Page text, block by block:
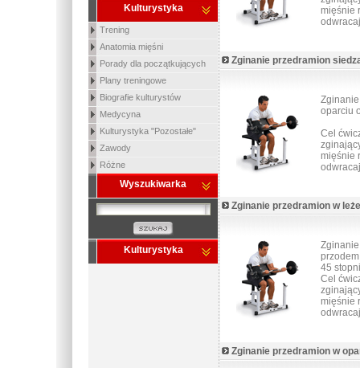
Kulturystyka
Trening
Anatomia mięśni
Porady dla początkujących
Plany treningowe
Biografie kulturystów
Medycyna
Kulturystyka "Pozostałe"
Zawody
Różne
Wyszukiwarka
Kulturystyka
mięśnie
Zginanie przedramion
oparciu
Cel
mięśnie
Zginanie przedramion w
45
Cel
mięśnie
Zginanie przedramion w